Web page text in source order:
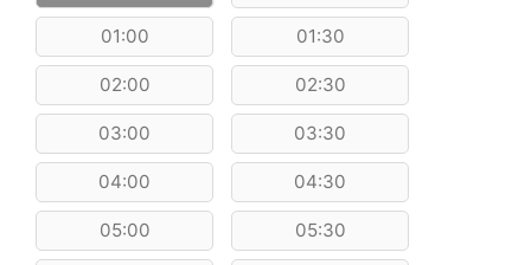
01:00 01:30
02:00 02:30
03:00 03:30
04:00 04:30
05:00 05:30